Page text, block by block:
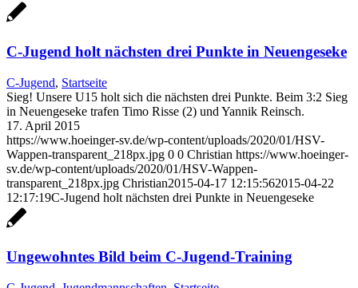
C-Jugend holt nächsten drei Punkte in Neuengeseke
C-Jugend, Startseite
Sieg! Unsere U15 holt sich die nächsten drei Punkte. Beim 3:2 Sieg
in Neuengeseke trafen Timo Risse (2) und Yannik Reinsch.
17. April 2015
https://www.hoeinger-sv.de/wp-content/uploads/2020/01/HSV-
Wappen-transparent_218px.jpg 0 0 Christian https://www.hoeinger-
sv.de/wp-content/uploads/2020/01/HSV-Wappen-
transparent_218px.jpg Christian2015-04-17 12:15:562015-04-22
12:17:19C-Jugend holt nächsten drei Punkte in Neuengeseke
Ungewohntes Bild beim C-Jugend-Training